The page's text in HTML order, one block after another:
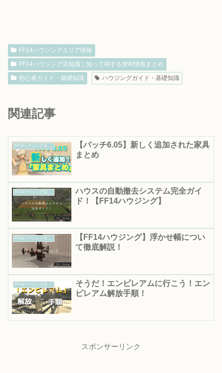
FF14ハウジングエリア情報
FF14ハウジング豆知識｜知って得する便利情報まとめ
初心者ガイド・基礎知識
ハウジングガイド・基礎知識
関連記事
FF14ハウジング豆知識｜知って得する便利情報まとめ
【パッチ6.05】新しく追加された家具
まとめ
FF14ハウジング豆知識｜知って得する便利情報まとめ
ハウスの自動撤去システム完全ガイ
ド！【FF14ハウジング】
FF14ハウジング豆知識｜知って得する便利情報まとめ
【FF14ハウジング】浮かせ幅につい
て徹底解説！
FF14ハウジング豆知識｜知って得する便利情報まとめ
そうだ！エンピレアムに行こう！エン
ピレアム解放手順！
スポンサーリンク